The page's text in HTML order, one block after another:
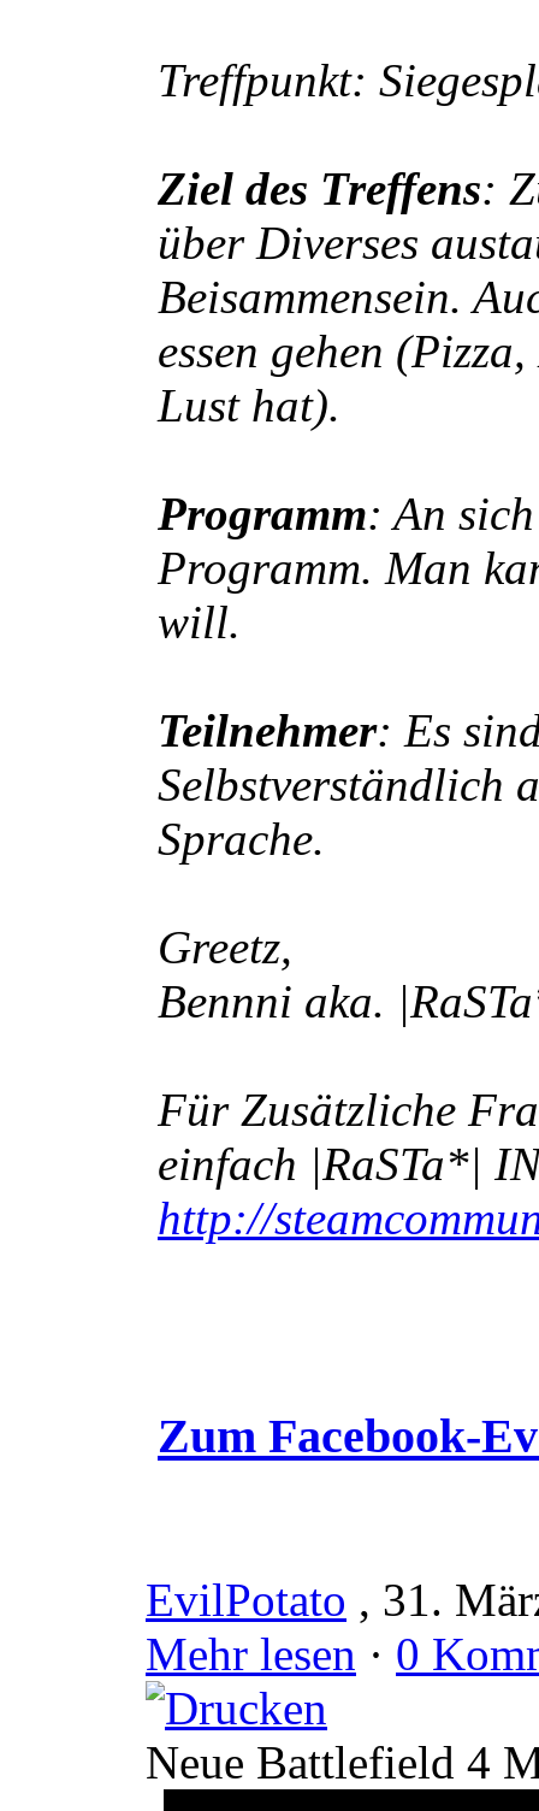
Treffpunkt:
Ziel des Treffens:
über Diverses
Beisammensein.
essen gehen
Lust hat).
Programm: An
Programm. Man
will.
Teilnehmer: Es
Selbstverständlich
Sprache.
Greetz,
Bennni aka.
Für Zusätzliche
einfach |RaSTa*|
http://
Zum Facebook-
EvilPotato , 31.
Mehr lesen · 0
Neue Battlefield 4